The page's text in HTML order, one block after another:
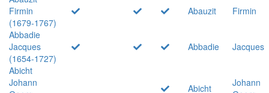
Firmin
(1679-1767)
Abauzit
Firmin
Abbadie
Jacques
(1654-1727)
Abbadie
Jacques
Abicht
Johann
Abicht
Johann